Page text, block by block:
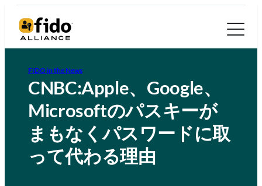
FIDO in the News
CNBC:Apple、Google、
Microsoftのパスキーが
まもなくパスワードに取
って代わる理由